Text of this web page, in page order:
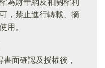
為財華網及相關權利
，禁止進行轉載、摘
用。
書面確認及授權後，